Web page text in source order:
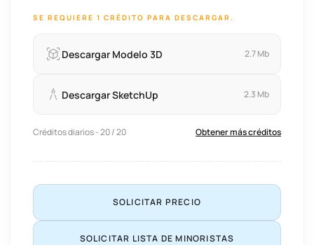
SE REQUIERE 1 CRÉDITO PARA DESCARGAR.
Descargar Modelo 3D 2.7 Mb
Descargar SketchUp 2.3 Mb
Créditos diarios - 20 / 20 Obtener más créditos
SOLICITAR PRECIO
SOLICITAR LISTA DE MINORISTAS